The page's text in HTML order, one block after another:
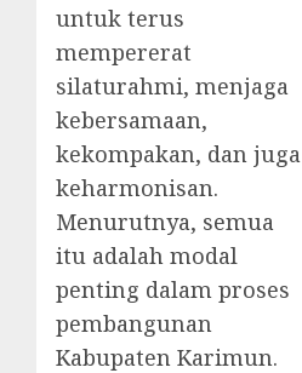
untuk terus
mempererat
silaturahmi, menjaga
kebersamaan,
kekompakan, dan juga
keharmonisan.
Menurutnya, semua
itu adalah modal
penting dalam proses
pembangunan
Kabupaten Karimun.